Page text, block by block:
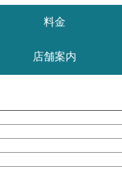
料金
店舗案内